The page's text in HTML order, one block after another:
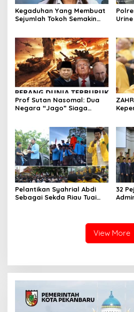
Kegaduhan Yang Membuat
Sejumlah Tokoh Semakin
Prof Sutan Nasomal: Dua
Negara “Jago” Siaga
Pelantikan Syahrial Abdi
Sebagai Sekda Riau Tuai
32
View More